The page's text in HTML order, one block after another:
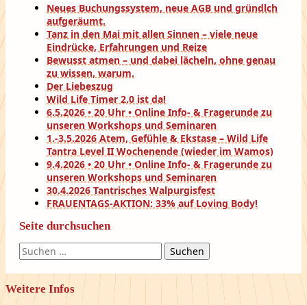
Neues Buchungssystem, neue AGB und gründlch
aufgeräumt.
Tanz in den Mai mit allen Sinnen – viele neue
Eindrücke, Erfahrungen und Reize
Bewusst atmen – und dabei lächeln, ohne genau
zu wissen, warum.
Der Liebeszug
Wild Life Timer 2.0 ist da!
6.5.2026 • 20 Uhr • Online Info- & Fragerunde zu
unseren Workshops und Seminaren
1.-3.5.2026 Atem, Gefühle & Ekstase – Wild Life
Tantra Level II Wochenende (wieder im Wamos)
9.4.2026 • 20 Uhr • Online Info- & Fragerunde zu
unseren Workshops und Seminaren
30.4.2026 Tantrisches Walpurgisfest
FRAUENTAGS-AKTION: 33% auf Loving Body!
Seite durchsuchen
Suchen
nach:
Weitere Infos